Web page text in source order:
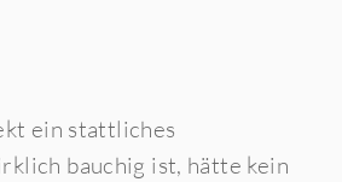
ein stattliches
bauchig ist, hätte kein